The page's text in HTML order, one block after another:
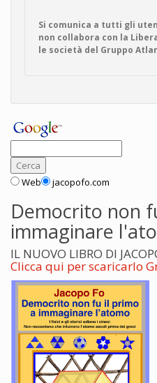
Si comunica a tutti gli
non collabora con la
le società del Gruppo
Web jacopofo.com
Democrito non
immaginare
IL NUOVO LIBRO DI
Clicca qui per scaricarlo